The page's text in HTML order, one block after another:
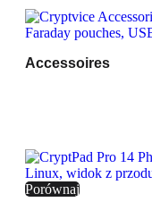
Accessoires
Porównaj